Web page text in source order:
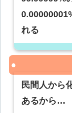
れる
民間人から
あるから…